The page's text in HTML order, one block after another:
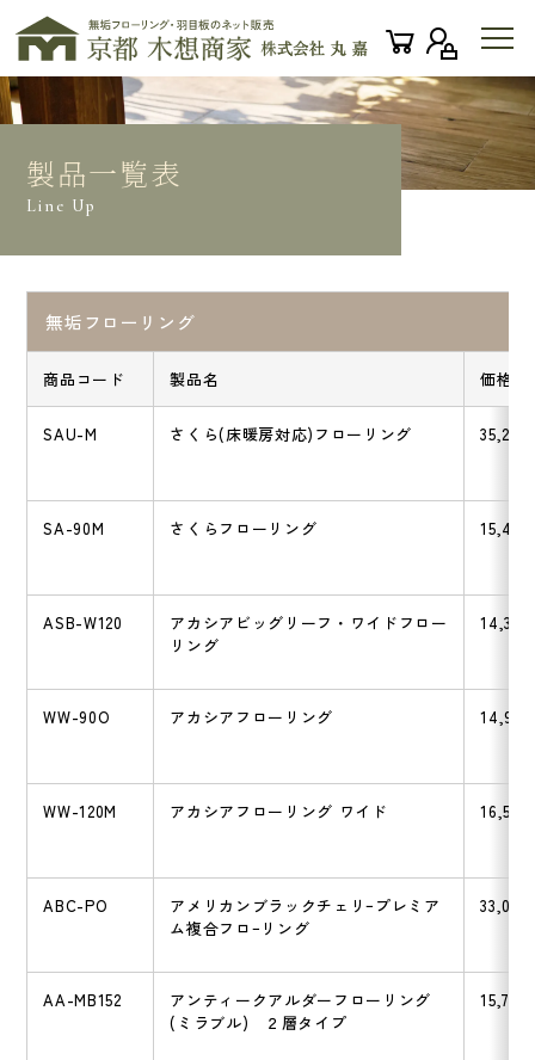
製品一覧表
Line Up
無垢フローリング
商品コード 製品名 価格
SAU-M さくら(床暖房対応)フローリング 35,200
SA-90M さくらフローリング 15,400
ASB-W120
アカシアビッグリーフ・ワイドフロー
リング
14,300
WW-90O アカシアフローリング 14,960
WW-120M アカシアフローリング ワイド 16,500
ABC-PO
アメリカンブラックチェリｰプレミア
ム複合フロｰリング
33,000
AA-MB152
アンティークアルダーフローリング
(ミラブル) ２層タイプ
15,700